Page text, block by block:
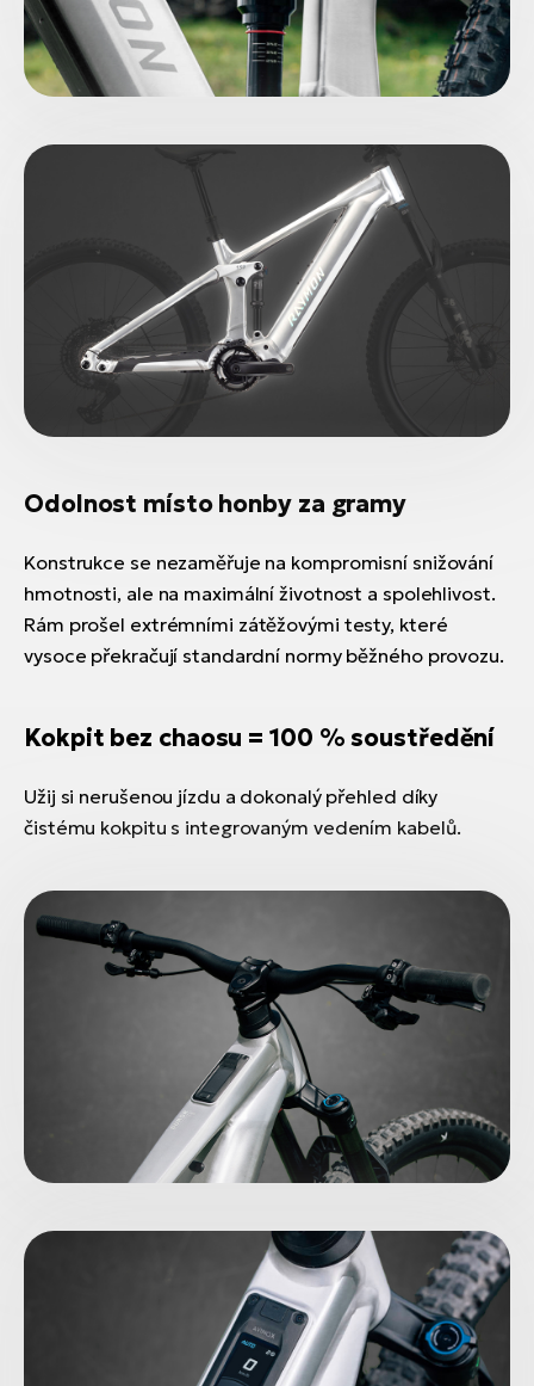
Odolnost místo honby za gramy
Konstrukce se nezaměřuje na kompromisní snižování
hmotnosti, ale na maximální životnost a spolehlivost.
Rám prošel extrémními zátěžovými testy, které
vysoce překračují standardní normy běžného provozu.
Kokpit bez chaosu = 100 % soustředění
Užij si nerušenou jízdu a dokonalý přehled díky
čistému kokpitu s integrovaným vedením kabelů.